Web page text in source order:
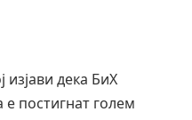
изјави дека БиХ
е постигнат голем